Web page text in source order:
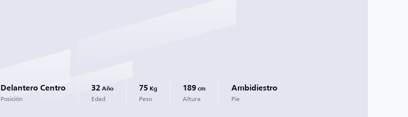
Delantero Centro
Posición
32 Año
Edad
75 Kg
Peso
189 cm
Altura
Ambidiestro
Pie